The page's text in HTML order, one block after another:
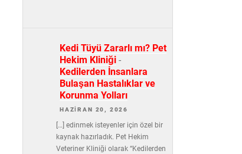
Kedi Tüyü Zararlı mı? Pet
Hekim Kliniği -
Kedilerden İnsanlara
Bulaşan Hastalıklar ve
Korunma Yolları
HAZIRAN 20, 2026
[…] edinmek isteyenler için özel bir
kaynak hazırladık. Pet Hekim
Veteriner Kliniği olarak “Kedilerden